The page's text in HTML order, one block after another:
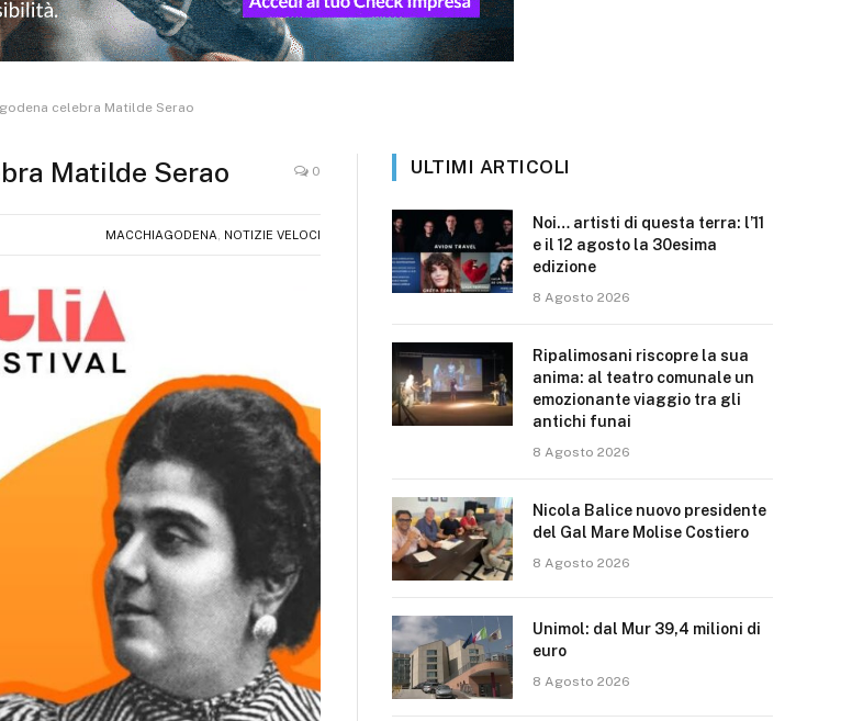
celebra Matilde Serao
Matilde Serao 0
MACCHIAGODENA NOTIZIE VELOCI
ULTIMI ARTICOLI
Noi… artisti di questa terra: l’11
e il 12 agosto la 30esima
edizione
8 Agosto 2026
Ripalimosani riscopre la sua
anima: al teatro comunale un
emozionante viaggio tra gli
antichi funai
8 Agosto 2026
Nicola Balice nuovo presidente
del Gal Mare Molise Costiero
8 Agosto 2026
Unimol: dal Mur 39,4 milioni di
euro
8 Agosto 2026